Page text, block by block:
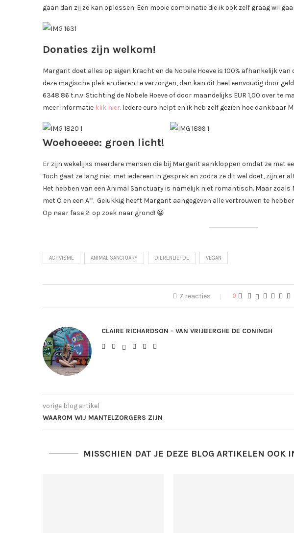
gaan dan zij ze kan oplossen. Een mooie combinatie die ik ook zelf graag wil
Donaties zijn welkom!
Margarit doet alles op eigen kracht en de Nobele Hoeve is 100% afhankelijk
deze magische plek en dieren te verzorgen, dan kan dit heel eenvoudig door
6348 86 t.n.v. Stichting de Nobele Hoeve of door maandelijks EUR 1,00 over te
meer informatie klik hier. Iedere euro helpt en ik heb zelf gezien hoe dankbaar
Woehoeeee: groen licht!
Er zijn wekelijks meerdere mensen die bij Margarit aankloppen omdat ze met
Toch gaat ze lang niet met iedereen in gesprek en zodra ze dit wel doet, zijn er
Het hebben van een Animal Sanctuary is namelijk niet romantisch. Maar zoals
met O en een A’’. Gelukkig heeft Margarit aangegeven alle vertrouwen te
Op naar fase 2: op zoek naar grond! 😀
ACTIVISME ANIMAL SANCTUARY DIERENLIEFDE VEGAN
7 reacties 0
CLAIRE RICHARDSON - VAN VRIJBERGHE DE CONINGH
vorige blog artikel
WAAROM WIJ MANTELZORGERS ZIJN
MISSCHIEN DAT JE DEZE BLOG ARTIKELEN OOK